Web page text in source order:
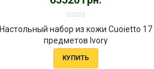
Настольный набор из кожи Cuoietto 17
предметов Ivory
КУПИТЬ